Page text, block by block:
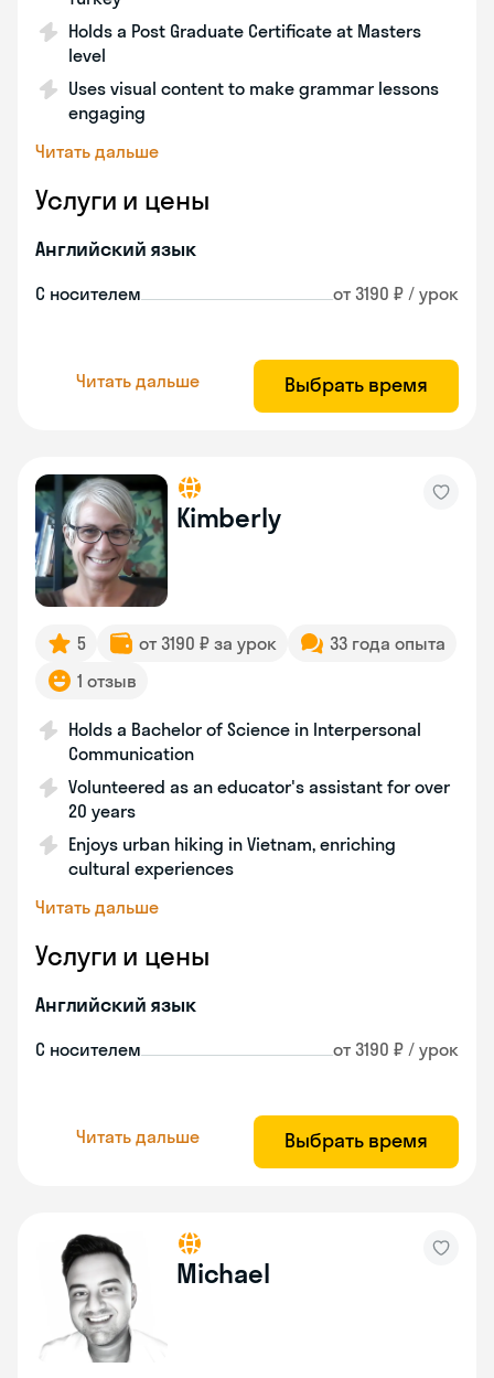
Holds a Post Graduate Certificate at Masters
level
Uses visual content to make grammar lessons
engaging
Читать дальше
Услуги и цены
Английский язык
С носителем от 3190 ₽ / урок
Читать дальше Выбрать время
Kimberly
5 от 3190 ₽ за урок
33 года опыта
1 отзыв
Holds a Bachelor of Science in Interpersonal
Communication
Volunteered as an educator's assistant for over
20 years
Enjoys urban hiking in Vietnam, enriching
cultural experiences
Читать дальше
Услуги и цены
Английский язык
С носителем от 3190 ₽ / урок
Читать дальше Выбрать время
Michael